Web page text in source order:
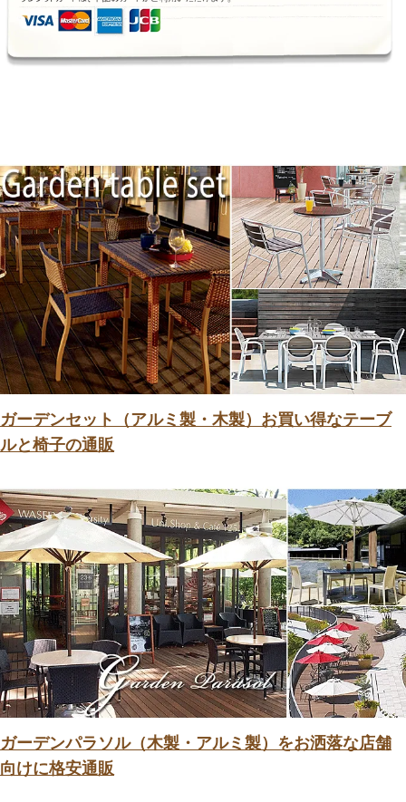
ガーデンセット（アルミ製・木製）お買い得なテーブ
ルと椅子の通販
ガーデンパラソル（木製・アルミ製）をお洒落な店舗
向けに格安通販